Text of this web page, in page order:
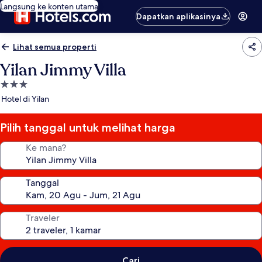
Langsung ke konten utama
Dapatkan aplikasinya
Lihat semua properti
Yilan Jimmy Villa
Properti
bintang
Hotel di Yilan
Pilih tanggal untuk melihat harga
Ke mana?
Tanggal
Traveler